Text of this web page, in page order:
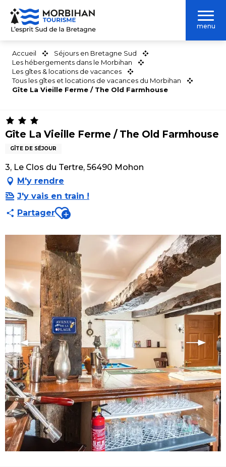
Aller
contenu
menu
Accueil
Séjours en Bretagne Sud
Les hébergements dans le Morbihan
Les gîtes & locations de vacances
Tous les gîtes et locations de vacances du Morbihan
Gîte La Vieille Ferme / The Old Farmhouse
Gîte La Vieille Ferme / The Old Farmhouse
GÎTE DE SÉJOUR
3, Le Clos du Tertre, 56490 Mohon
M'y rendre
J'y vais en train !
PartagerAjouter aux favoris